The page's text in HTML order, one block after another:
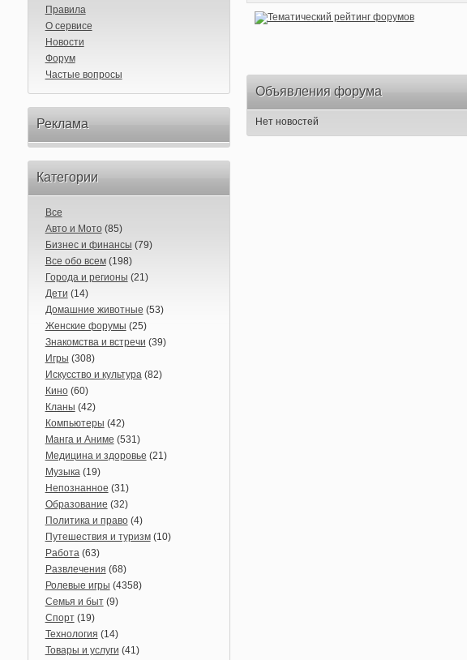
Правила
О сервисе
Новости
Форум
Частые вопросы
Реклама
Категории
Все
Авто и Мото(85)
Бизнес и финансы (79)
Все обо всем(198)
Города и регионы (21)
Дети (14)
Домашние животные (53)
Женские форумы (25)
Знакомства и встречи (39)
Игры (308)
Искусство и культура(82)
Кино(60)
Кланы (42)
Компьютеры (42)
Манга и Аниме (531)
Медицина и здоровье (21)
Музыка(19)
Непознанное (31)
Образование (32)
Политика и право(4)
Путешествия и туризм(10)
Работа(63)
Развлечения (68)
Ролевые игры (4358)
Семья и быт(9)
Спорт(19)
Технология (14)
Товары и услуги (41)
Объявления форума
Нет новостей